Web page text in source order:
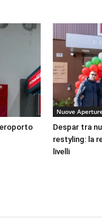
Nuove
Despar tra
restyling: la
livelli